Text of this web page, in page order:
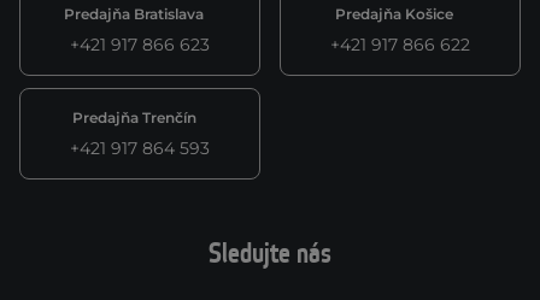
Predajňa Bratislava
+421 917 866 623
Predajňa Košice
+421 917 866 622
Predajňa Trenčín
+421 917 864 593
Sledujte nás